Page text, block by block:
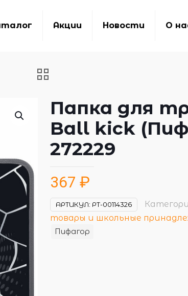
Акции Новости О
Папка для
Ball kick
272229
367 ₽
АРТИКУЛ: РТ-00114326
товары и школьные
Пифагор